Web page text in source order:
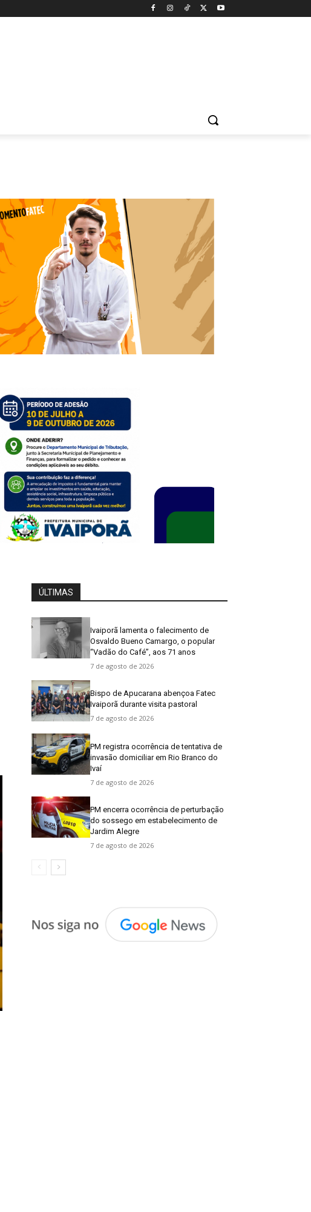
ÚLTIMAS
Ivaiporã lamenta o falecimento de
Osvaldo Bueno Camargo, o popular
“Vadão do Café”, aos 71 anos
7 de agosto de 2026
Bispo de Apucarana abençoa Fatec
Ivaiporã durante visita pastoral
7 de agosto de 2026
PM registra ocorrência de tentativa de
invasão domiciliar em Rio Branco do
Ivaí
7 de agosto de 2026
PM encerra ocorrência de perturbação
do sossego em estabelecimento de
Jardim Alegre
7 de agosto de 2026